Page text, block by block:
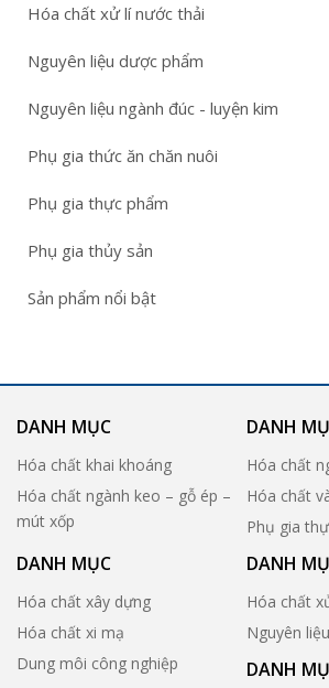
Hóa chất xử lí nước thải
Nguyên liệu dược phẩm
Nguyên liệu ngành đúc - luyện kim
Phụ gia thức ăn chăn nuôi
Phụ gia thực phẩm
Phụ gia thủy sản
Sản phẩm nổi bật
DANH MỤC
Hóa chất khai khoáng
Hóa chất ngành keo – gỗ ép –
mút xốp
DANH
Hóa chất
Hóa chất
Phụ gia
DANH MỤC
Hóa chất xây dựng
Hóa chất xi mạ
Dung môi công nghiệp
DANH
Hóa chất
Nguyên
DANH